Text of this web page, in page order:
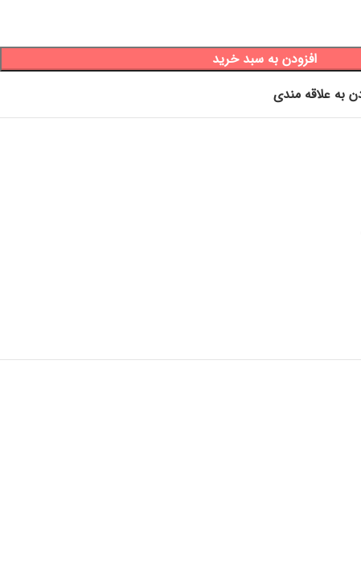
افزودن به سبد خرید
به علاقه مندی